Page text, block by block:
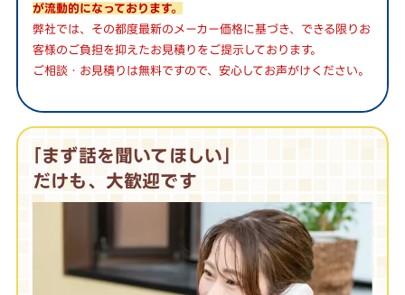
が流動的になっております。
弊社では、その都度最新のメーカー価格に基づき、できる限りお
客様のご負担を抑えたお見積りをご提示しております。
ご相談・お見積りは無料ですので、安心してお声がけください。
｢まず話を聞いてほしい｣
だけも、大歓迎です